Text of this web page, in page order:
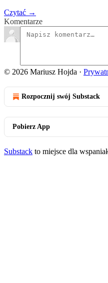
Czytać →
Komentarze
© 2026 Mariusz Hojda ·
Rozpocznij swój Substack
Pobierz App
Substack to miejsce dla